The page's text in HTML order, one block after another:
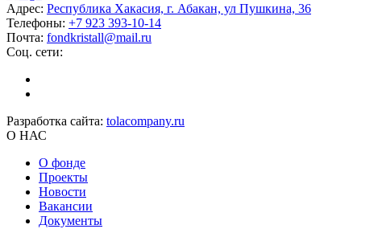
Адрес: Республика Хакасия, г. Абакан, ул Пушкина, 36
Телефоны: +7 923 393-10-14
Почта: fondkristall@mail.ru
Соц. сети:
Разработка сайта: tolacompany.ru
О НАС
О фонде
Проекты
Новости
Вакансии
Документы